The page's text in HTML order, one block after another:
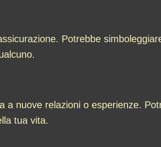
Potrebbe
a nuove relazioni o esperienze.
tua vita.